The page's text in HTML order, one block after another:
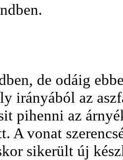
de odáig
irányából az
pihenni az
A vonat
sikerült új